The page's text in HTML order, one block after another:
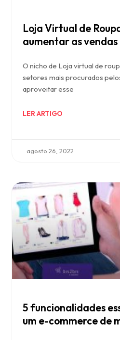
Loja Virtual de
aumentar as
O nicho de Loja virtual de
setores mais procurados
aproveitar esse
LER ARTIGO
agosto 26, 2022
5 funcionalidades
um e-commerce de